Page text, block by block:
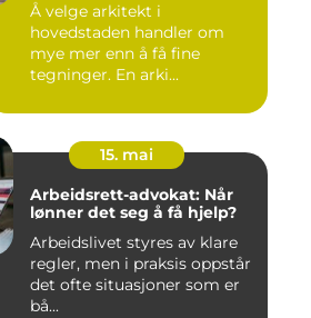
Å velge arkitekt i
hovedstaden handler om
mye mer enn å få fine
tegninger. En arki...
15. mai
Arbeidsrett-advokat: Når
lønner det seg å få hjelp?
Arbeidslivet styres av klare
regler, men i praksis oppstår
det ofte situasjoner som er
bå...